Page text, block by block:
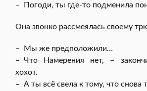
– Погоди, ты где-то подменила
Она звонко рассмеялась своему
– Мы же предположили…
– Что Намерения нет, –
хохот.
– А ты всё свела к тому, что снова